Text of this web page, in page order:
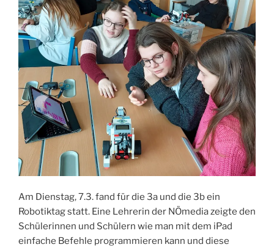
Am Dienstag, 7.3. fand für die 3a und die 3b ein
Robotiktag statt. Eine Lehrerin der NÖmedia zeigte den
Schülerinnen und Schülern wie man mit dem iPad
einfache Befehle programmieren kann und diese